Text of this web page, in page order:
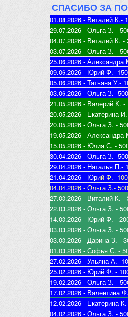
СПАСИБО ЗА
01.08.2026 - Виталий К.-
29.07.2026 - Ольга З. -
04.07.2026 - Виталий К. -
03.07.2026 - Ольга З. -
25.06.2026 - Александра
09.06.2026 - Юрий Ф.-
05.06.2026 - Татьяна У.-
03.06.2026 - Ольга З.-
21.05.2026 - Валерий К. -
20.05.2026 - Екатерина И.
20.05.2026 - Ольга З. -
19.05.2026 - Александра
15.05.2026 - Юлия С. -
30.04.2026 - Ольга З.-
29.04.2026 - Наталья П.-
21.04.2026 - Юрий Ф.-
04.04.2026 - Ольга З.-
27.03.2026 - Виталий К. -
22.03.2026 - Ольга З. -
14.03.2026 - Юрий Ф. -
03.03.2026 - Ольга З. -
03.03.2026 - Дарина З. -
01.03.2026 - Софья С. -
27.02.2026 - Ульяна А.-
25.02.2026 - Юрий Ф. -
19.02.2026 - Ольга З. -
17.02.2026 - Валентина Ф
12.02.2026 - Екатерина К
04.02.2026 - Ольга З. -